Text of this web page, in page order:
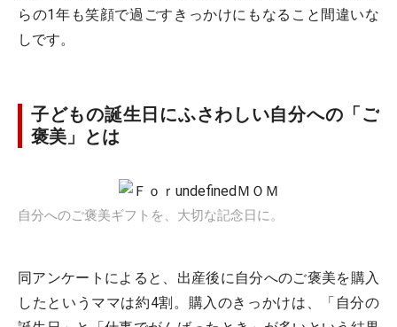
らの1年も笑顔で過ごすきっかけにもなること間違いな
しです。
子どもの誕生日にふさわしい自分への「ご
褒美」とは
自分へのご褒美ギフトを、大切な記念日に。
同アンケートによると、出産後に自分へのご褒美を購入
したというママは約4割。購入のきっかけは、「自分の